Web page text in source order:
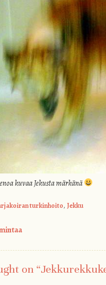
kuvaa Jekusta märkänä
turkinhoito, Jekku
on “